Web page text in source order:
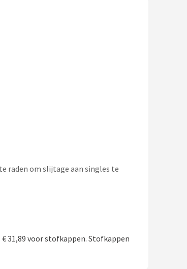
raden om slijtage aan singles te
31,89 voor stofkappen. Stofkappen